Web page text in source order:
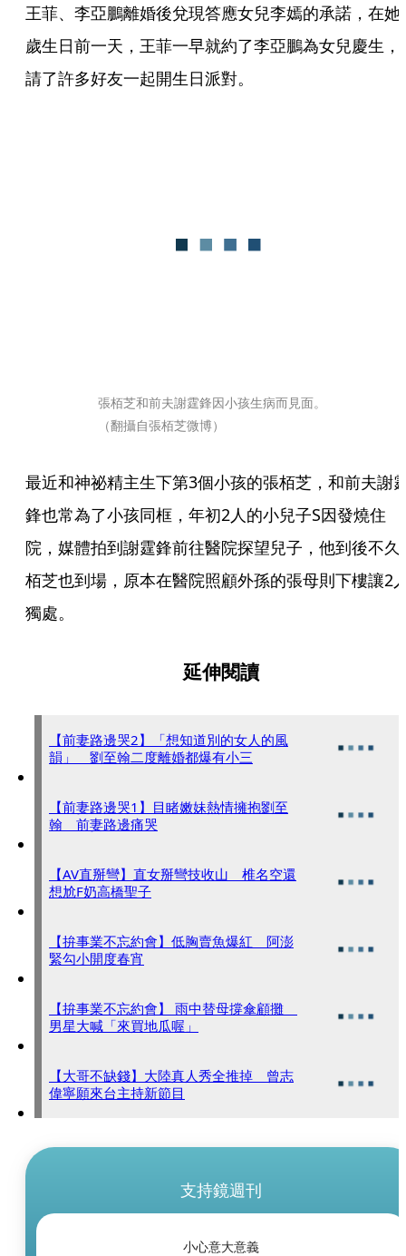
王菲、李亞鵬離婚後兌現答應女兒李嫣的承諾，在她
歲生日前一天，王菲一早就約了李亞鵬為女兒慶生，
請了許多好友一起開生日派對。
張栢芝和前夫謝霆鋒因小孩生病而見面。
（翻攝自張栢芝微博）
最近和神祕精主生下第3個小孩的張栢芝，和前夫謝
鋒也常為了小孩同框，年初2人的小兒子S因發燒住
院，媒體拍到謝霆鋒前往醫院探望兒子，他到後不久
栢芝也到場，原本在醫院照顧外孫的張母則下樓讓2
獨處。
延伸閱讀
【前妻路邊哭2】「想知道別的女人的風
韻」 劉至翰二度離婚都爆有小三
【前妻路邊哭1】目睹嫩妹熱情擁抱劉至
翰 前妻路邊痛哭
【AV直掰彎】直女掰彎技收山 椎名空還
想尬F奶高橋聖子
【拚事業不忘約會】低胸賣魚爆紅 阿澎
緊勾小開度春宵
【拚事業不忘約會】 雨中替母撐傘顧攤
男星大喊「來買地瓜喔」
【大哥不缺錢】大陸真人秀全推掉 曾志
偉寧願來台主持新節目
支持鏡週刊
小心意大意義